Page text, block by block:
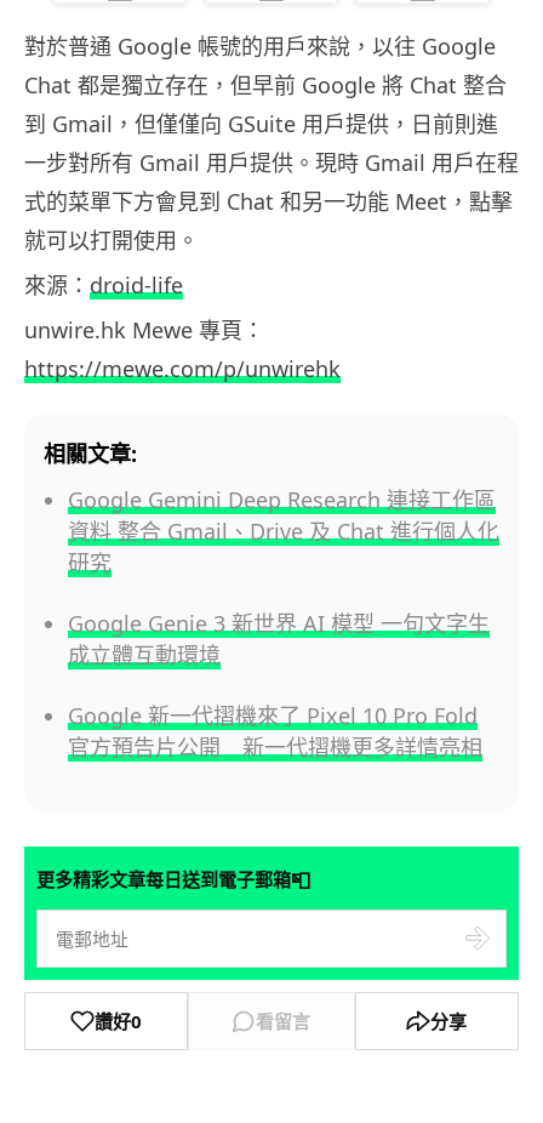
對於普通 Google 帳號的用戶來說，以往 Google
Chat 都是獨立存在，但早前 Google 將 Chat 整合
到 Gmail，但僅僅向 GSuite 用戶提供，日前則進
一步對所有 Gmail 用戶提供。現時 Gmail 用戶在程
式的菜單下方會見到 Chat 和另一功能 Meet，點擊
就可以打開使用。
來源： droid-life
unwire.hk Mewe 專頁：
https://mewe.com/p/unwirehk
相關文章:
Google Gemini Deep Research 連接工作區
資料 整合 Gmail、Drive 及 Chat 進行個人化
研究
Google Genie 3 新世界 AI 模型 一句文字生
成立體互動環境
Google 新一代摺機來了 Pixel 10 Pro Fold
官方預告片公開 新一代摺機更多詳情亮相
更多精彩文章每日送到電子郵箱📮
讚好0 看留言 分享